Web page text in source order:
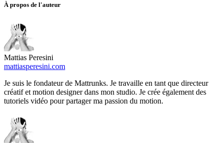
À propos de l'auteur
Mattias Peresini
mattiasperesini.com
Je suis le fondateur de Mattrunks. Je travaille en tant que directeur
créatif et motion designer dans mon studio. Je crée également des
tutoriels vidéo pour partager ma passion du motion.